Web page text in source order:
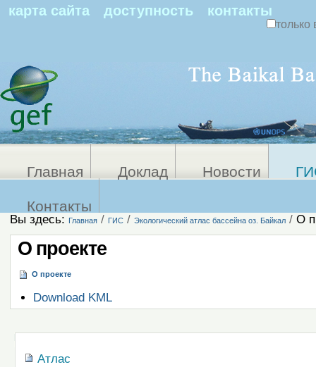
карта сайта доступность контакты
только
Главная Доклад Новости
Контакты
Вы здесь: Главная / ГИС / Экологический атлас бассейна оз. Байкал / О
О проекте
О проекте
Операции
с
Download KML
Атлас